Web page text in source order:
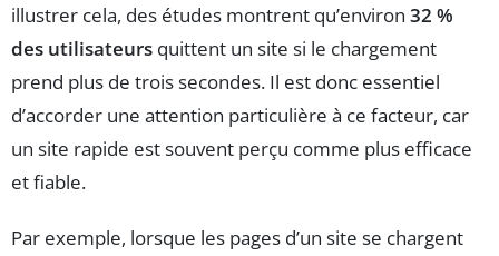
illustrer cela, des études montrent qu’environ 32 %
des utilisateurs quittent un site si le chargement
prend plus de trois secondes. Il est donc essentiel
d’accorder une attention particulière à ce facteur, car
un site rapide est souvent perçu comme plus efficace
et fiable.
Par exemple, lorsque les pages d’un site se chargent